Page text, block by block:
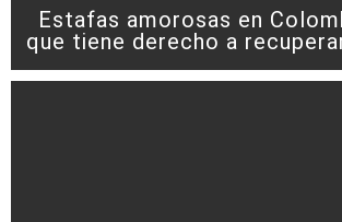
Estafas amorosas en
que tiene derecho a